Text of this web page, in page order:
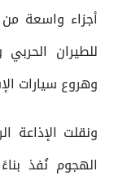
أجزاء واسعة
للطيران
وهروع سيارات
ونقلت الإذاعة
الهجوم نُفذ